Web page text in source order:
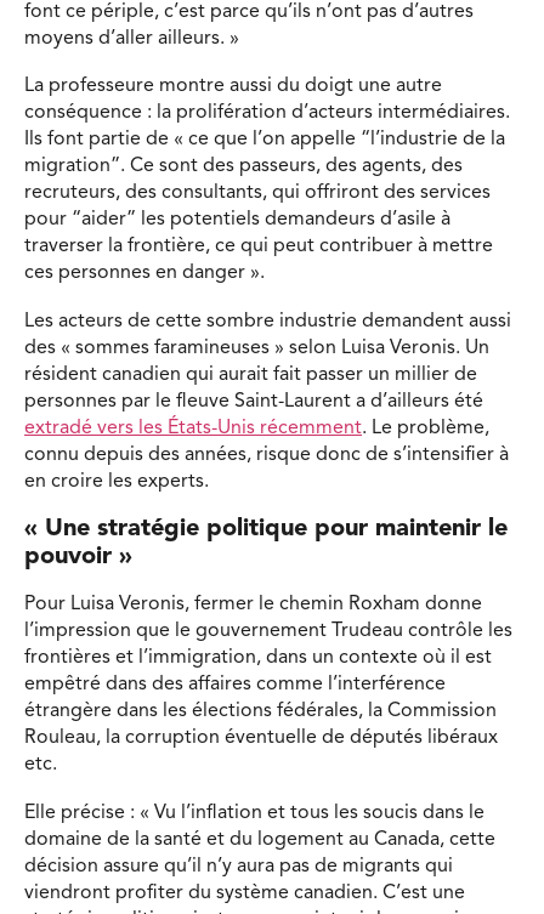
font ce périple, c’est parce qu’ils n’ont pas d’autres
moyens d’aller ailleurs. »
La professeure montre aussi du doigt une autre
conséquence : la prolifération d’acteurs intermédiaires.
Ils font partie de « ce que l’on appelle “l’industrie de la
migration”. Ce sont des passeurs, des agents, des
recruteurs, des consultants, qui offriront des services
pour “aider” les potentiels demandeurs d’asile à
traverser la frontière, ce qui peut contribuer à mettre
ces personnes en danger ».
Les acteurs de cette sombre industrie demandent aussi
des « sommes faramineuses » selon Luisa Veronis. Un
résident canadien qui aurait fait passer un millier de
personnes par le fleuve Saint-Laurent a d’ailleurs été
extradé vers les États-Unis récemment. Le problème,
connu depuis des années, risque donc de s’intensifier à
en croire les experts.
« Une stratégie politique pour maintenir le
pouvoir »
Pour Luisa Veronis, fermer le chemin Roxham donne
l’impression que le gouvernement Trudeau contrôle les
frontières et l’immigration, dans un contexte où il est
empêtré dans des affaires comme l’interférence
étrangère dans les élections fédérales, la Commission
Rouleau, la corruption éventuelle de députés libéraux
etc.
Elle précise : « Vu l’inflation et tous les soucis dans le
domaine de la santé et du logement au Canada, cette
décision assure qu’il n’y aura pas de migrants qui
viendront profiter du système canadien. C’est une